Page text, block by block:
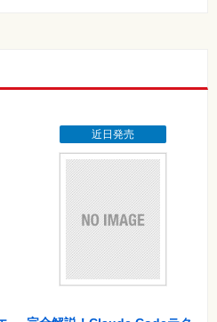
縮する
ータ圧縮
パラメータのチューニングのベ
ーの効率化
の性能の評価
近日発売